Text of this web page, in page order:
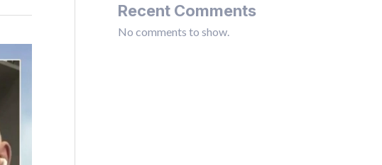
Recent Comments
No comments to show.